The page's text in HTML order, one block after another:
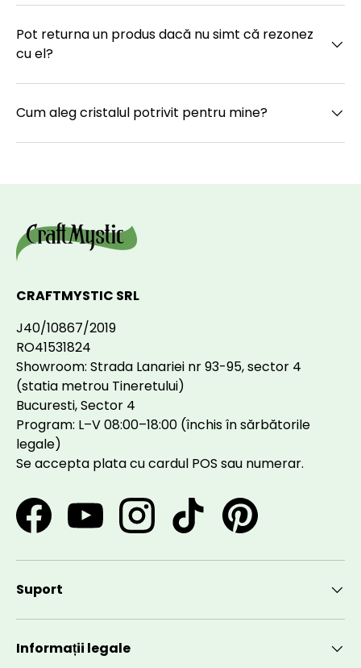
Pot returna un produs dacă nu simt că rezonez
cu el?
Cum aleg cristalul potrivit pentru mine?
CRAFTMYSTIC SRL
J40/10867/2019
RO41531824
Showroom: Strada Lanariei nr 93-95, sector 4
(statia metrou Tineretului)
Bucuresti, Sector 4
Program: L–V 08:00–18:00 (închis în sărbătorile
legale)
Se accepta plata cu cardul POS sau numerar.
FacebookYouTubeInstagramTikTok Pinterest
Suport
Informații legale